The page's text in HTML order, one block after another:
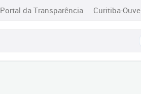
Portal da Transparência Curitiba-Ouve